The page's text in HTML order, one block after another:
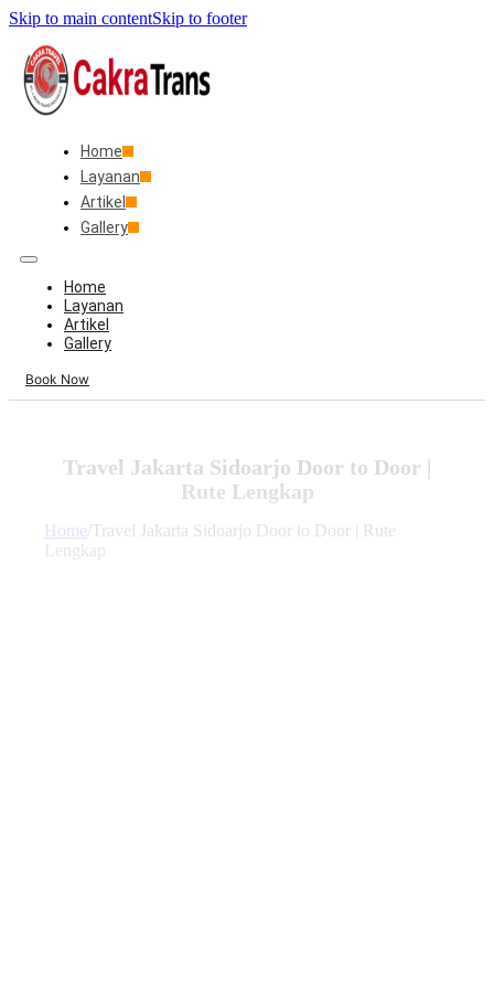
Skip to main contentSkip to footer
Home
Layanan
Artikel
Gallery
Home
Layanan
Artikel
Gallery
Book Now
Travel Jakarta Sidoarjo Door to Door |
Rute Lengkap
Home Travel Jakarta Sidoarjo Door to Door | Rute
Lengkap